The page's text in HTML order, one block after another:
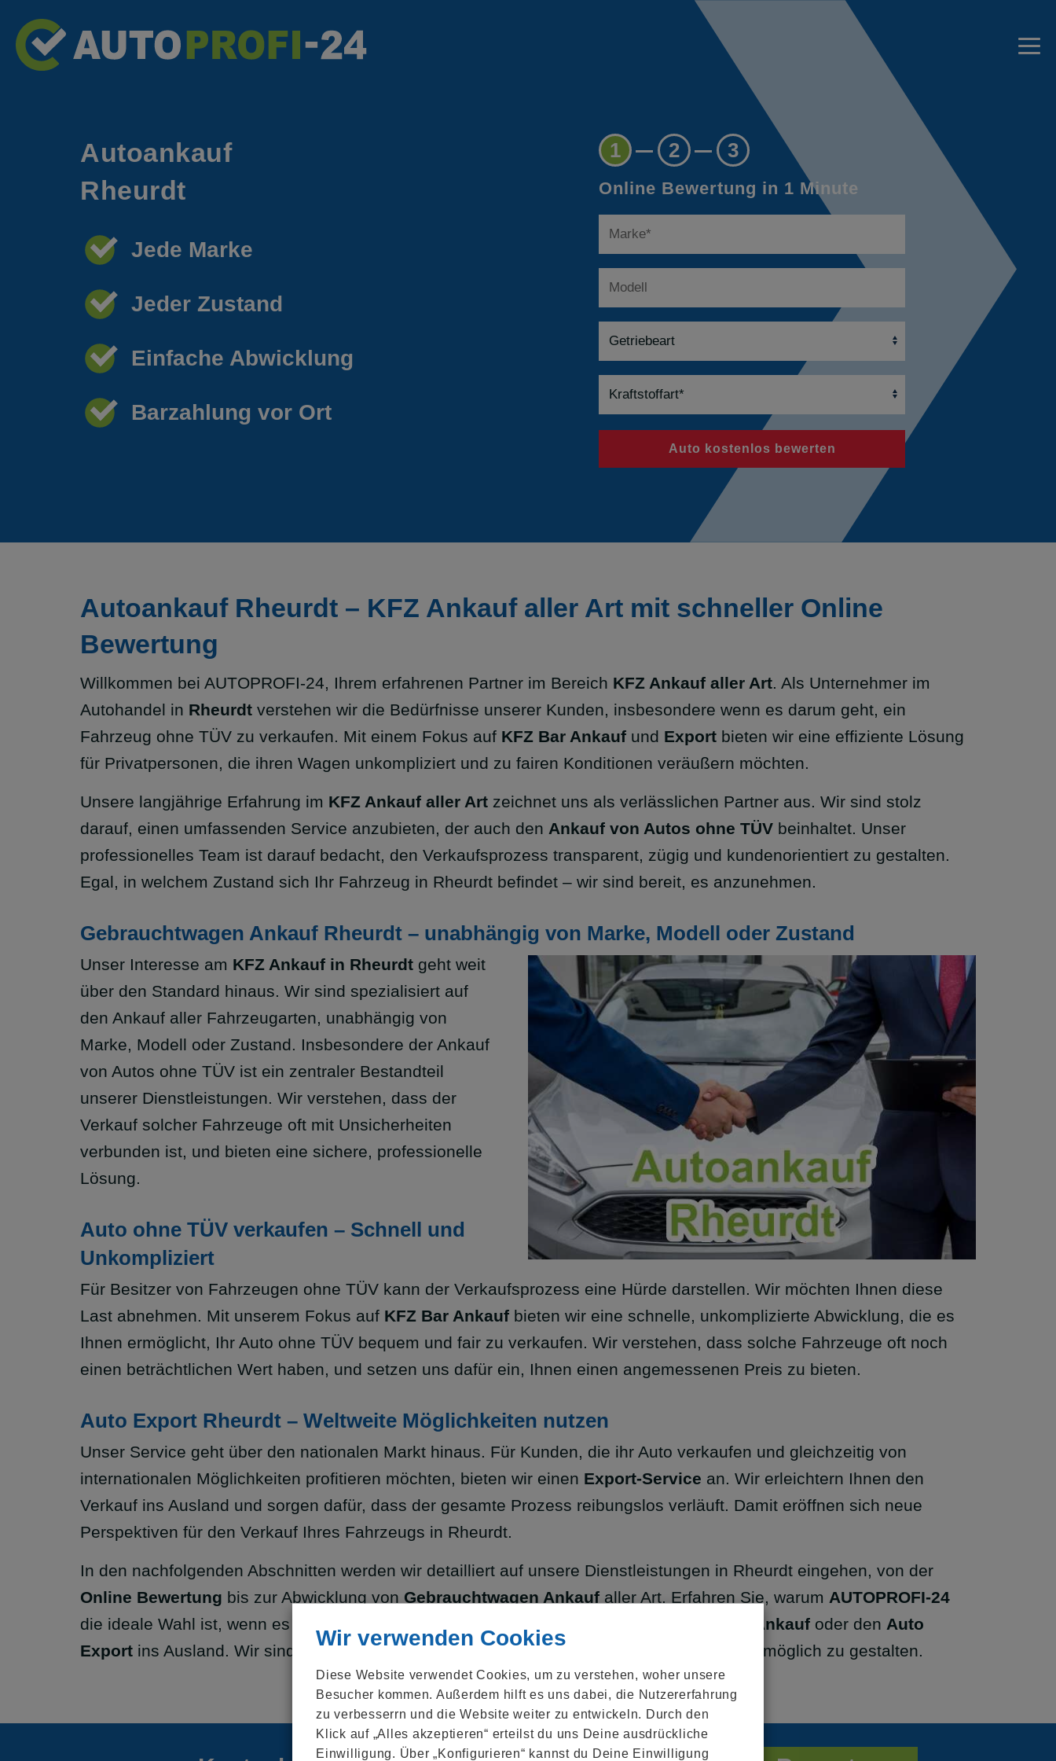
Autoankauf
Rheurdt
Jede Marke
Jeder Zustand
Einfache Abwicklung
Barzahlung vor Ort
1 2 3
Online Bewertung in 1 Minute
Auto kostenlos bewerten
Autoankauf Rheurdt – KFZ Ankauf aller Art mit schneller Online
Bewertung
Willkommen bei AUTOPROFI-24, Ihrem erfahrenen Partner im Bereich KFZ Ankauf aller Art. Als Unternehmer im
Autohandel in Rheurdt verstehen wir die Bedürfnisse unserer Kunden, insbesondere wenn es darum geht, ein
Fahrzeug ohne TÜV zu verkaufen. Mit einem Fokus auf KFZ Bar Ankauf und Export bieten wir eine effiziente Lösung
für Privatpersonen, die ihren Wagen unkompliziert und zu fairen Konditionen veräußern möchten.
Unsere langjährige Erfahrung im KFZ Ankauf aller Art zeichnet uns als verlässlichen Partner aus. Wir sind stolz
darauf, einen umfassenden Service anzubieten, der auch den Ankauf von Autos ohne TÜV beinhaltet. Unser
professionelles Team ist darauf bedacht, den Verkaufsprozess transparent, zügig und kundenorientiert zu gestalten.
Egal, in welchem Zustand sich Ihr Fahrzeug in Rheurdt befindet – wir sind bereit, es anzunehmen.
Gebrauchtwagen Ankauf Rheurdt – unabhängig von Marke, Modell oder Zustand
Unser Interesse am KFZ Ankauf in Rheurdt geht weit
über den Standard hinaus. Wir sind spezialisiert auf
den Ankauf aller Fahrzeugarten, unabhängig von
Marke, Modell oder Zustand. Insbesondere der Ankauf
von Autos ohne TÜV ist ein zentraler Bestandteil
unserer Dienstleistungen. Wir verstehen, dass der
Verkauf solcher Fahrzeuge oft mit Unsicherheiten
verbunden ist, und bieten eine sichere, professionelle
Lösung.
Auto ohne TÜV verkaufen – Schnell und
Unkompliziert
Für Besitzer von Fahrzeugen ohne TÜV kann der Verkaufsprozess eine Hürde darstellen. Wir möchten Ihnen diese
Last abnehmen. Mit unserem Fokus auf KFZ Bar Ankauf bieten wir eine schnelle, unkomplizierte Abwicklung, die es
Ihnen ermöglicht, Ihr Auto ohne TÜV bequem und fair zu verkaufen. Wir verstehen, dass solche Fahrzeuge oft noch
einen beträchtlichen Wert haben, und setzen uns dafür ein, Ihnen einen angemessenen Preis zu bieten.
Auto Export Rheurdt – Weltweite Möglichkeiten nutzen
Unser Service geht über den nationalen Markt hinaus. Für Kunden, die ihr Auto verkaufen und gleichzeitig von
internationalen Möglichkeiten profitieren möchten, bieten wir einen Export-Service an. Wir erleichtern Ihnen den
Verkauf ins Ausland und sorgen dafür, dass der gesamte Prozess reibungslos verläuft. Damit eröffnen sich neue
Perspektiven für den Verkauf Ihres Fahrzeugs in Rheurdt.
In den nachfolgenden Abschnitten werden wir detailliert auf unsere Dienstleistungen in Rheurdt eingehen, von der
Online Bewertung bis zur Abwicklung von Gebrauchtwagen Ankauf aller Art. Erfahren Sie, warum AUTOPROFI-24
die ideale Wahl ist, wenn es darum geht, ein Auto zu verkaufen – sei es für den
PKW Bar Ankauf oder den Auto
Export ins Ausland. Wir sind hier, um Ihren Verkaufsprozess so einfach und vorteilhaft wie möglich zu gestalten.
Wir verwenden Cookies
Diese Website verwendet Cookies, um zu verstehen, woher unsere
Besucher kommen. Außerdem hilft es uns dabei, die Nutzer­erfahrung
zu verbesserrn und die Website weiter zu entwickeln. Durch den
Klick auf „Alles akzeptieren“ erteilst du uns Deine ausdrückliche
Einwilligung. Über „Konfigurieren“ kannst du Deine Einwilligung